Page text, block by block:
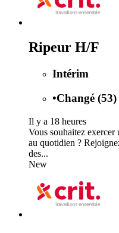
Ripeur H/F
Intérim
•Changé (53)
Il y a 18 heures
Vous souhaitez exercer
au quotidien ?
des...
New